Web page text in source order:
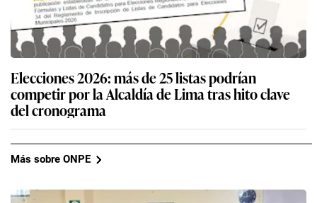
Elecciones 2026: más de 25 listas podrían
competir por la Alcaldía de Lima tras hito clave
del cronograma
Más sobre ONPE